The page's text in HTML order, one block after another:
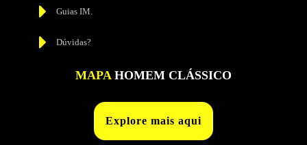
Guias IM.
Dúvidas?
MAPA HOMEM CLÁSSICO
Explore mais aqui